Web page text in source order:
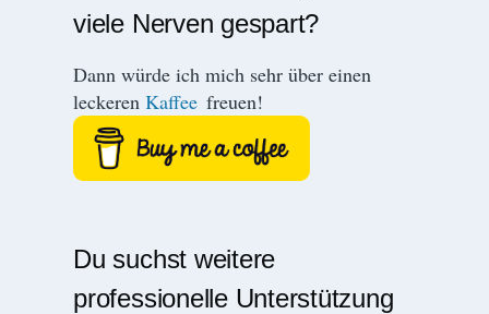
viele Nerven gespart?
Dann würde ich mich sehr über einen
leckerenKaffee freuen!
Du suchst weitere
professionelle Unterstützung